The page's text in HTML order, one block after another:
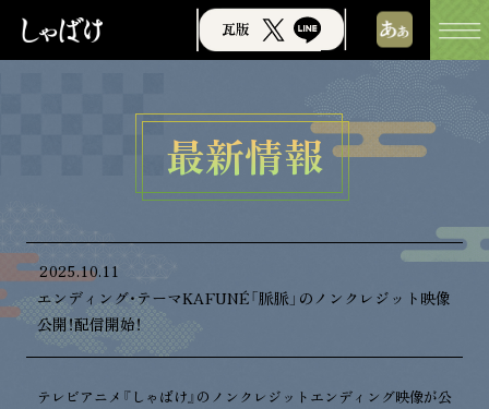
瓦版
標準
大
特大
最新情報
2025.10.11
エンディング・テーマKAFUNÉ「脈脈」のノンクレジット映像
公開！配信開始！
テレビアニメ『しゃばけ』のノンクレジットエンディング映像が公